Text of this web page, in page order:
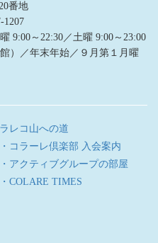
番地
1207
9:00～22:30／土曜 9:00～23:00
）／年末年始／９月第１月曜
ラレコ山への道
・コラーレ倶楽部 入会案内
・アクティブグループの部屋
・COLARE TIMES